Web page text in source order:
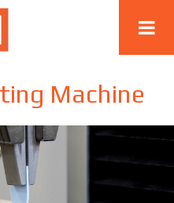
Machine